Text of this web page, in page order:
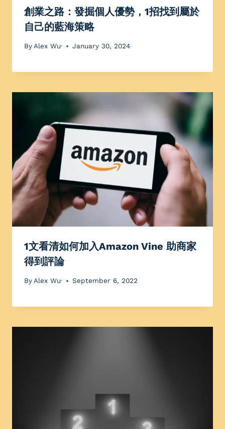
創業之路：發掘個人優勢，1招找到屬於
自己的藍海策略
By Alex Wu· January 30, 2024
1文看清如何加入Amazon Vine 助商家
得到評論
ByAlex Wu· September 6, 2022